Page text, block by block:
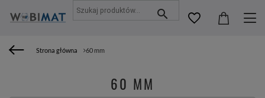
Strona główna 60 mm
60 MM